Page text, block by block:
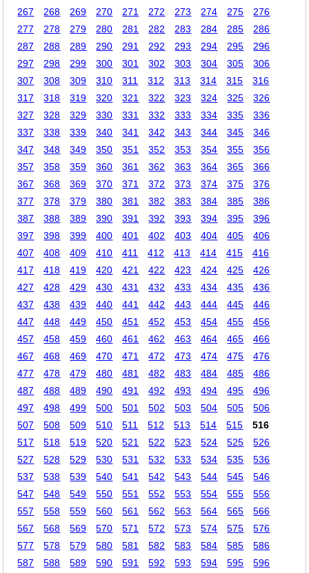
267 268 269 270 271 272 273 274 275
276
277
278 279 280 281 282 283 284 285
286
287
288 289 290 291 292 293 294 295
296
297
298 299 300 301 302 303 304 305
306
307
308 309 310 311 312 313 314 315
316
317
318 319 320 321 322 323 324 325
326
327
328 329 330 331 332 333 334 335
336
337
338 339 340 341 342 343 344 345
346
347
348 349 350 351 352 353 354 355
356
357
358 359 360 361 362 363 364 365
366
367
368 369 370 371 372 373 374 375
376
377
378 379 380 381 382 383 384 385
386
387
388 389 390 391 392 393 394 395
396
397
398 399 400 401 402 403 404 405
406
407
408 409 410 411 412 413 414 415
416
417
418 419 420 421 422 423 424 425
426
427
428 429 430 431 432 433 434 435
436
437
438 439 440 441 442 443 444 445
446
447
448 449 450 451 452 453 454 455
456
457
458 459 460 461 462 463 464 465
466
467
468 469 470 471 472 473 474 475
476
477
478 479 480 481 482 483 484 485
486
487
488 489 490 491 492 493 494 495
496
497
498 499 500 501 502 503 504 505
506
507
508 509 510 511 512 513 514 515
516
517
518 519 520 521 522 523 524 525
526
527
528 529 530 531 532 533 534 535
536
537
538 539 540 541 542 543 544 545
546
547
548 549 550 551 552 553 554 555
556
557
558 559 560 561 562 563 564 565
566
567
568 569 570 571 572 573 574 575
576
577
578 579 580 581 582 583 584 585
586
587
588 589 590 591 592 593 594 595
596